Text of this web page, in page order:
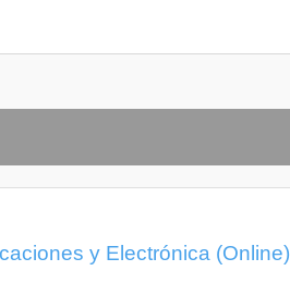
y Electrónica (Online)